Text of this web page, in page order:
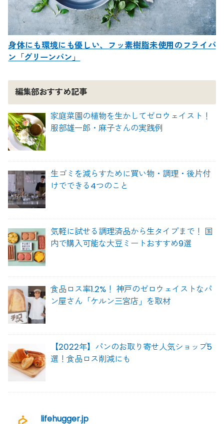
身体にも環境にも優しい、フッ素樹脂未使用のフライパ
ン「グリーンパン」
編集部おすすめ記事
家庭菜園の植物を生かしてゼロウェイスト！
服部雄一郎・麻子さんの実践例
生ゴミを減らすために買い物・調理・後片付
けでできる4つのこと
気軽に試せる調理済品から生タイプまで！ 国
内で購入可能な大豆ミートおすすめ9選
食品ロス率1.2%！ 神戸のゼロウェイストなパ
ン屋さん「ケルン三宮店」を取材
【2022年】パンのお取り寄せ人気ショップ5
選！食品ロス削減にも
lifehugger.jp